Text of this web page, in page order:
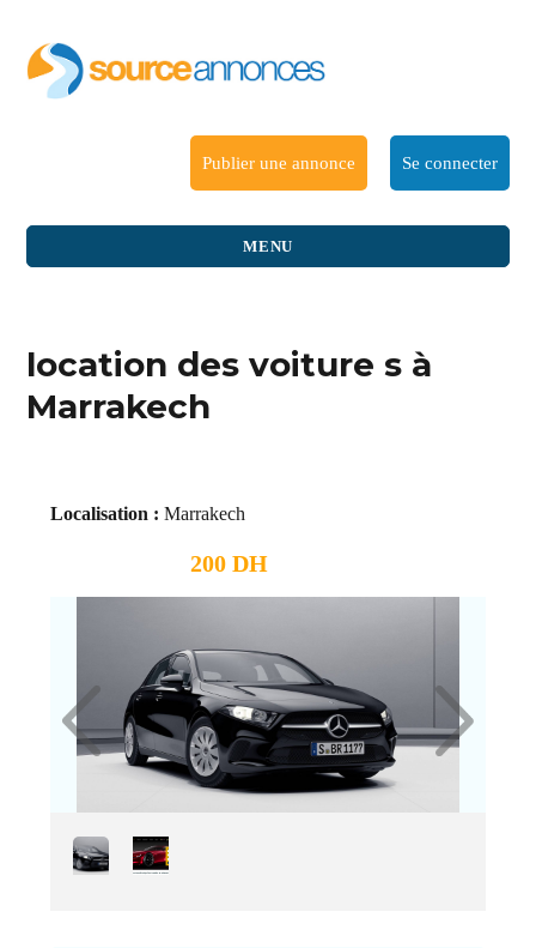
Publier une annonce Se connecter
MENU
location des voiture s à
Marrakech
Localisation : Marrakech
200 DH